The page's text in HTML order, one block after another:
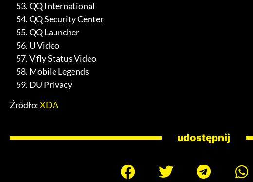
QQ International
QQ Security Center
QQ Launcher
U Video
V fly Status Video
Mobile Legends
DU Privacy
Źródło:XDA
udostępnij